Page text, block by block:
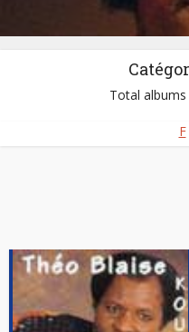
Total
F